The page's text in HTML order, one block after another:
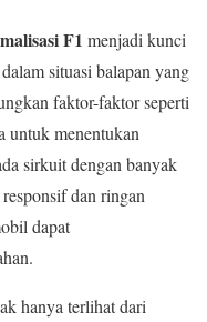
F1 menjadi kunci
situasi balapan yang
faktor-faktor seperti
untuk menentukan
sirkuit dengan banyak
dan ringan
dapat
hanya terlihat dari